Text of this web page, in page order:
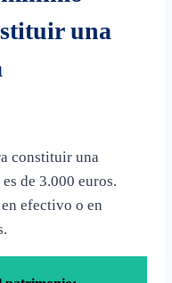
una
constituir una
de 3.000 euros.
efectivo o en